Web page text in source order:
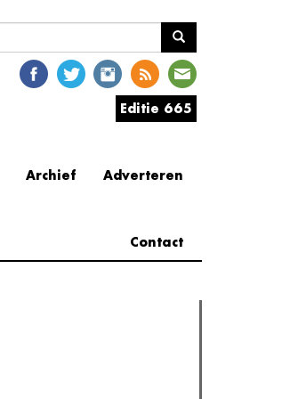
Editie 665
Adverteren
Archief
Contact